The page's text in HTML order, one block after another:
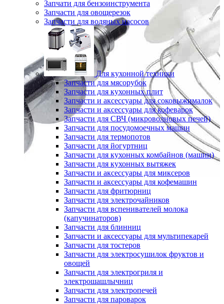
Запчати для бензоинструмента
Запчасти для овощерезок
Запчасти для водяных насосов
Для кухонной техники
Запчасти для мясорубок
Запчасти для кухонных плит
Запчасти и аксессуары для соковыжималок
Запчасти и аксессуары для кофеварок
Запчасти для СВЧ (микроволновых печей)
Запчасти для посудомоечных машин
Запчасти для термопотов
Запчасти для йогуртниц
Запчасти для кухонных комбайнов (машин)
Запчасти для кухонных вытяжек
Запчасти и аксессуары для миксеров
Запчасти и аксессуары для кофемашин
Запчасти для фритюрниц
Запчасти для электрочайников
Запчасти для вспенивателей молока
(капучинаторов)
Запчасти для блинниц
Запчасти и аксессуары для мультипекарей
Запчасти для тостеров
Запчасти для электросушилок фруктов и
овощей
Запчасти для электрогриля и
электрошашлычниц
Запчасти для электропечей
Запчасти для пароварок